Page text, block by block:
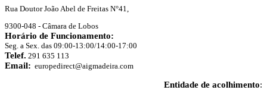
Rua Doutor João Abel de Freitas N°41,
9300-048 - Câmara de Lobos
Horário de Funcionamento:
Seg. a Sex. das 09:00-13:00/14:00-17:00
Telef. 291 635 113
Email: europedirect@aigmadeira.com
Entidade de acolhimento: